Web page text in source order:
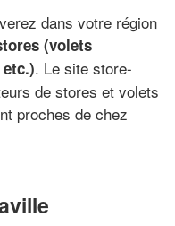
dans votre région
(volets
. Le site store-
de stores et volets
proches de chez